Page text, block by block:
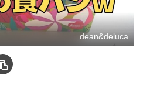
dean&deluca